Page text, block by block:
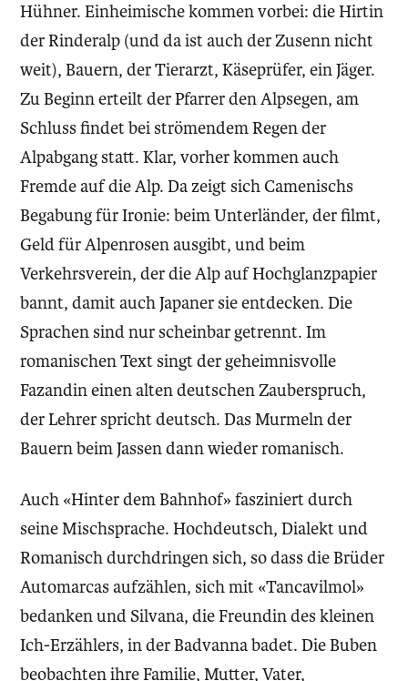
Hühner. Einheimische kommen vorbei: die Hirtin
der Rinderalp (und da ist auch der Zusenn nicht
weit), Bauern, der Tierarzt, Käseprüfer, ein Jäger.
Zu Beginn erteilt der Pfarrer den Alpsegen, am
Schluss findet bei strömendem Regen der
Alpabgang statt. Klar, vorher kommen auch
Fremde auf die Alp. Da zeigt sich Camenischs
Begabung für Ironie: beim Unterländer, der filmt,
Geld für Alpenrosen ausgibt, und beim
Verkehrsverein, der die Alp auf Hochglanzpapier
bannt, damit auch Japaner sie entdecken. Die
Sprachen sind nur scheinbar getrennt. Im
romanischen Text singt der geheimnisvolle
Fazandin einen alten deutschen Zauberspruch,
der Lehrer spricht deutsch. Das Murmeln der
Bauern beim Jassen dann wieder romanisch.
Auch «Hinter dem Bahnhof» fasziniert durch
seine Mischsprache. Hochdeutsch, Dialekt und
Romanisch durchdringen sich, so dass die Brüder
Automarcas aufzählen, sich mit «Tancavilmol»
bedanken und Silvana, die Freundin des kleinen
Ich-Erzählers, in der Badvanna badet. Die Buben
beobachten ihre Familie, Mutter, Vater,